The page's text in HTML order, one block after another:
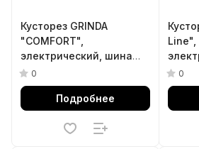
Кусторез GRINDA
"СOMFORT",
электрический, шина
450 мм, р/с 16 мм, 500 Вт
0
Подробнее
Line",
мин,
р/с
0